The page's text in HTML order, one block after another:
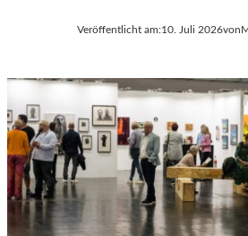
Veröffentlicht am:10. Juli 2026von